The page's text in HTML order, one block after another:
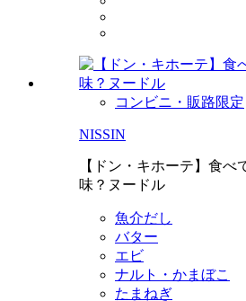
コンビニ・販路限定
NISSIN
【ドン・キホーテ】食べ
味？ヌードル
魚介だし
バター
エビ
ナルト・かまぼこ
たまねぎ